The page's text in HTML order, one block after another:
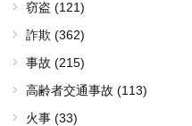
窃盗 (121)
詐欺 (362)
事故 (215)
高齢者交通事故 (113)
火事 (33)